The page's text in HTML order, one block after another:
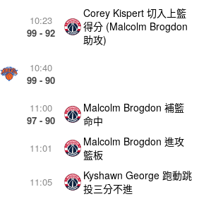
11:05
Kyshawn George 跑動跳
投三分不進
11:01
Malcolm Brogdon 進攻
籃板
11:00
97 - 90
Malcolm Brogdon 補籃
命中
10:40
99 - 90
10:23
99 - 92
Corey Kispert 切入上籃
得分 (Malcolm Brogdon
助攻)